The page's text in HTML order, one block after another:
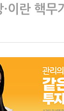
이란 핵무